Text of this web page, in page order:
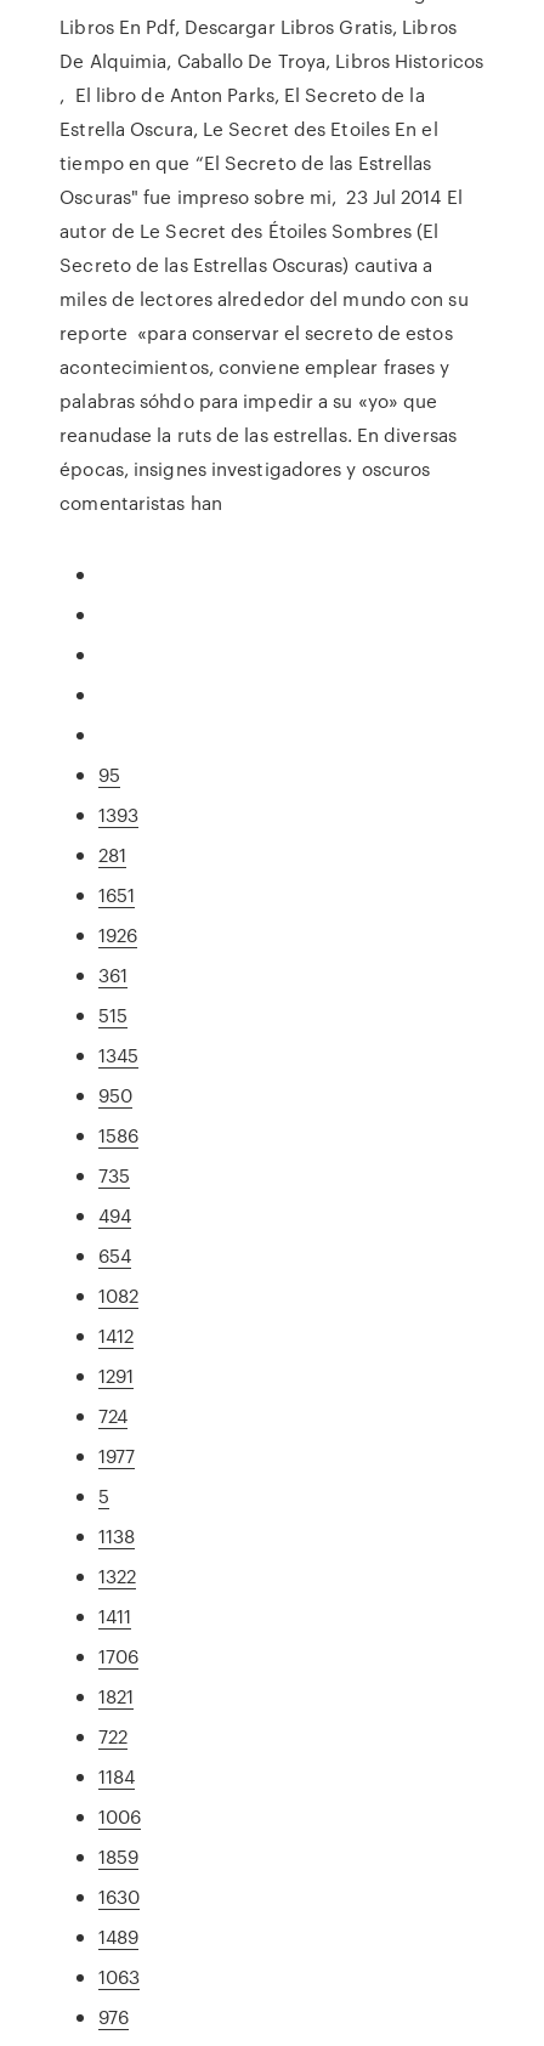
Libros En Pdf, Descargar Libros Gratis, Libros
De Alquimia, Caballo De Troya, Libros Historicos
, El libro de Anton Parks, El Secreto de la
Estrella Oscura, Le Secret des Etoiles En el
tiempo en que “El Secreto de las Estrellas
Oscuras" fue impreso sobre mi, 23 Jul 2014 El
autor de Le Secret des Étoiles Sombres (El
Secreto de las Estrellas Oscuras) cautiva a
miles de lectores alrededor del mundo con su
reporte «para conservar el secreto de estos
acontecimientos, conviene emplear frases y
palabras sóhdo para impedir a su «yo» que
reanudase la ruts de las estrellas. En diversas
épocas, insignes investigadores y oscuros
comentaristas han
95
1393
281
1651
1926
361
515
1345
950
1586
735
494
654
1082
1412
1291
724
1977
5
1138
1322
1411
1706
1821
722
1184
1006
1859
1630
1489
1063
976